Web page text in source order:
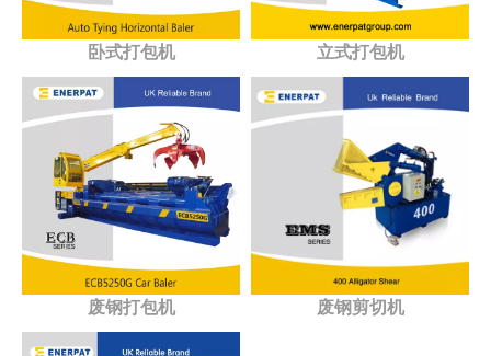
卧式打包机 立式打包机
废钢打包机 废钢剪切机